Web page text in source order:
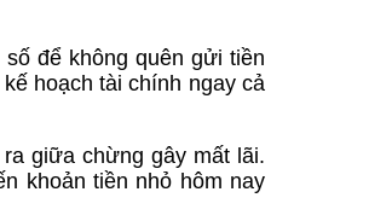
để không quên gửi tiền
hoạch tài chính ngay cả
giữa chừng gây mất lãi.
khoản tiền nhỏ hôm nay